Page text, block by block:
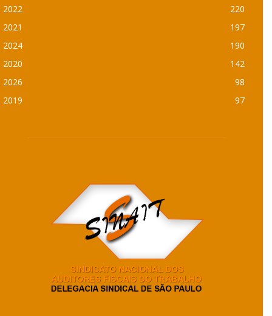
2022
220
2021
197
2024
190
2020
142
2026
98
2019
97